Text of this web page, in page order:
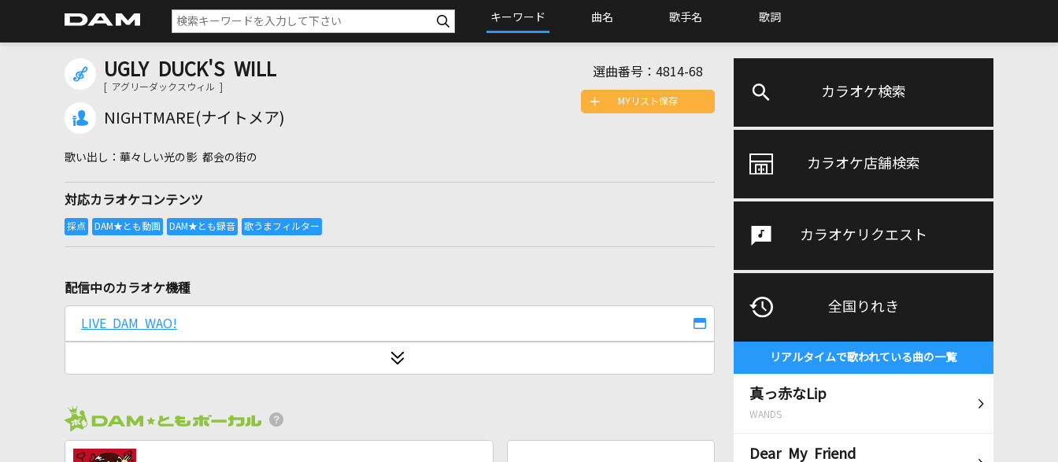
キーワード 曲名 歌手名 歌詞
カラオケ検索
カラオケ店舗検索
カラオケリクエスト
全国りれき
リアルタイムで歌われている曲の一覧
真っ赤なLip
WANDS
Dear My Friend
UGLY DUCK'S WILL
[ アグリーダックスウィル ]
NIGHTMARE(ナイトメア)
選曲番号： 4814-68
華々しい光の影 都会の街の
対応カラオケコンテンツ
MYリスト保存
配信中のカラオケ機種
LIVE DAM WAO!